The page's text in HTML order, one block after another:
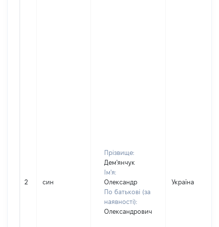
2 син
Прізвище:
Дем'янчук
Ім'я:
Олександр
По батькові (за
наявності):
Олександрович
Україна